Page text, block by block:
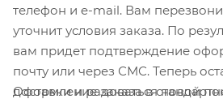
телефон и e-mail. Вам
уточнит условия заказа. По
вам придет подтверждение
почту или через СМС. Теперь
доставки и радоваться новой
Оформление заказа в